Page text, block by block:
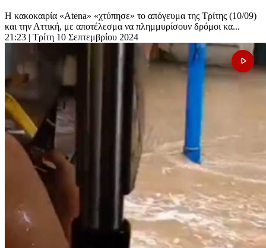
H κακοκαιρία «Atena» «χτύπησε» το απόγευμα της Τρίτης (10/09)
και την Αττική, με αποτέλεσμα να πλημμυρίσουν δρόμοι κα...
21:23 | Τρίτη 10 Σεπτεμβρίου 2024